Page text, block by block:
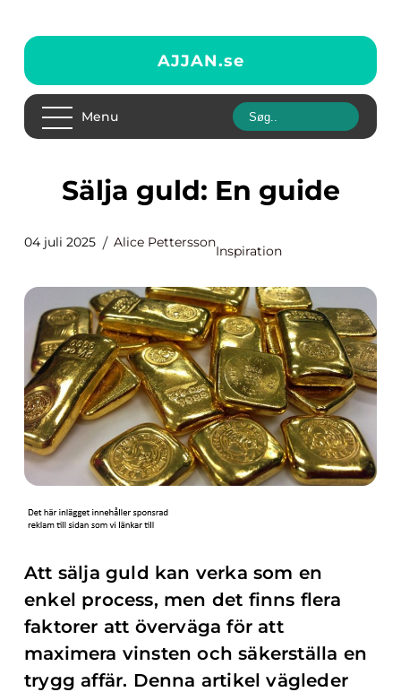
AJJAN.se
Menu
Sälja guld: En guide
04 juli 2025 Alice Pettersson
Inspiration
Att sälja guld kan verka som en
enkel process, men det finns flera
faktorer att överväga för att
maximera vinsten och säkerställa en
trygg affär. Denna artikel vägleder